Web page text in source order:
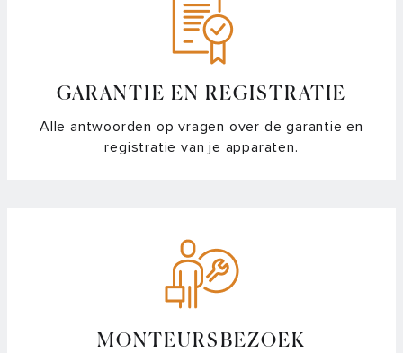
GARANTIE EN REGISTRATIE
Alle antwoorden op vragen over de garantie en
registratie van je apparaten.
MONTEURSBEZOEK